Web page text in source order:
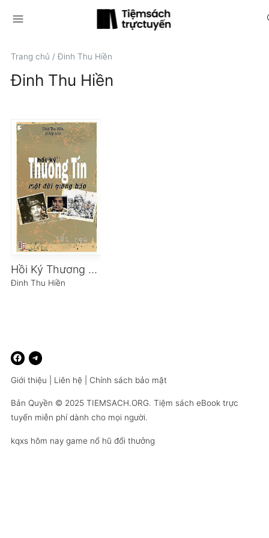
menu
Trang chủ / Đinh Thu Hiền
Đinh Thu Hiền
Hồi Ký Thương Tín – Một Đời Giông Bão
Đinh Thu Hiền
Giới thiệu Liên hệ Chính sách bảo mật
Bản Quyền © 2025 TIEMSACH.ORG. Tiệm sách eBook trực
tuyến miễn phí dành cho mọi người.
kqxs hôm nay game nổ hũ đổi thưởng